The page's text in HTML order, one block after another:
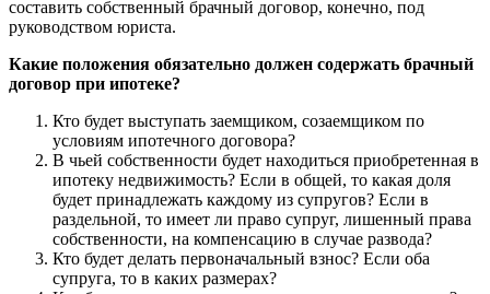
составить собственный брачный договор, конечно, под
руководством юриста.
Какие положения обязательно должен содержать брачный
договор при ипотеке?
Кто будет выступать заемщиком, созаемщиком по
условиям ипотечного договора?
В чьей собственности будет находиться приобретенная в
ипотеку недвижимость? Если в общей, то какая доля
будет принадлежать каждому из супругов? Если в
раздельной, то имеет ли право супруг, лишенный права
собственности, на компенсацию в случае развода?
Кто будет делать первоначальный взнос? Если оба
супруга, то в каких размерах?